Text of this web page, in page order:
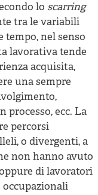
lo scarring
tra le variabili
tempo, nel senso
lavorativa tende
acquisita,
una sempre
processo, ecc. La
percorsi
o divergenti, a
non hanno avuto
di lavoratori
occupazionali